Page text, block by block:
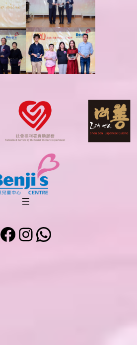
Facebook
Instagram
WhatsApp